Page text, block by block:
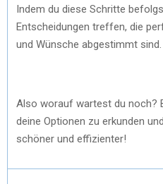
Indem du diese Schritte
Entscheidungen treffen, die
und Wünsche abgestimmt sind.
Also worauf wartest du noch?
deine Optionen zu erkunden
schöner und effizienter!